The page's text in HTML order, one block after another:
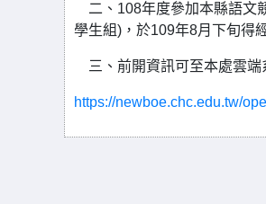
二、108年度參加本縣語文
學生組)，於109年8月下旬得
三、前開資訊可至本處雲端
https://newboe.chc.edu.tw/